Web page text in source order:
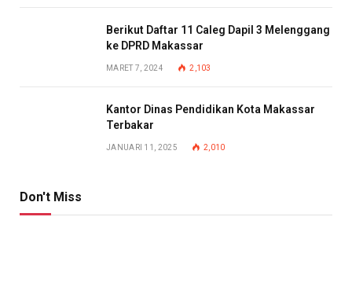
Berikut Daftar 11 Caleg Dapil 3 Melenggang
ke DPRD Makassar
MARET 7, 2024 2,103
Kantor Dinas Pendidikan Kota Makassar
Terbakar
JANUARI 11, 2025 2,010
Don't Miss